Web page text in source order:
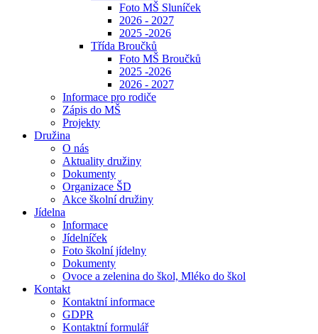
Foto MŠ Sluníček
2026 - 2027
2025 -2026
Třída Broučků
Foto MŠ Broučků
2025 -2026
2026 - 2027
Informace pro rodiče
Zápis do MŠ
Projekty
Družina
O nás
Aktuality družiny
Dokumenty
Organizace ŠD
Akce školní družiny
Jídelna
Informace
Jídelníček
Foto školní jídelny
Dokumenty
Ovoce a zelenina do škol, Mléko do škol
Kontakt
Kontaktní informace
GDPR
Kontaktní formulář